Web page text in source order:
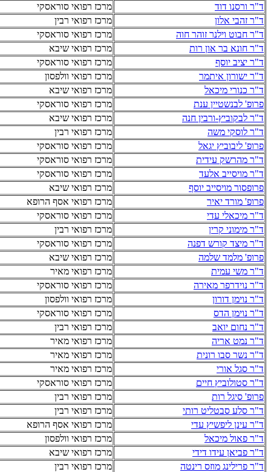
ד"ר ורסנו דוד
מרכז רפואי סוראסקי
ד"ר זהבי אלון
מרכז רפואי רבין
ד"ר חבוט וילנר זוהר חוה
מרכז רפואי סוראסקי
ד"ר חונא בר און רות
מרכז רפואי שיבא
ד"ר יציב יוסף
מרכז רפואי סוראסקי
ד"ר ישורון איתמר
מרכז רפואי וולפסון
ד"ר כנורי מיכאל
מרכז רפואי שיבא
פרופ' לבנשטיין ענת
מרכז רפואי סוראסקי
ד"ר לבקוביץ-ורבין חנה
מרכז רפואי שיבא
ד"ר לוסקי משה
מרכז רפואי רבין
פרופ' ליבוביץ יגאל
מרכז רפואי סוראסקי
ד"ר מהרשק עידית
מרכז רפואי סוראסקי
ד"ר מויסייב אלעד
מרכז רפואי סוראסקי
פרופסור מויסייב יוסף
מרכז רפואי שיבא
פרופ' מורד יאיר
מרכז רפואי אסף הרופא
ד"ר מיכאלי עדי
מרכז רפואי סוראסקי
ד"ר מימוני קרין
מרכז רפואי רבין
ד"ר מיצד קורש דפנה
מרכז רפואי סוראסקי
פרופ' מלמד שלמה
מרכז רפואי שיבא
ד"ר משי עמית
מרכז רפואי מאיר
ד"ר נוידרפר מאירה
מרכז רפואי סוראסקי
ד"ר נוימן דורון
מרכז רפואי וולפסון
ד"ר נוימן הדס
מרכז רפואי סוראסקי
ד"ר נחום יואב
מרכז רפואי רבין
ד"ר נמט אריה
מרכז רפואי מאיר
ד"ר נשר סבו רונית
מרכז רפואי מאיר
ד"ר סגל אורי
מרכז רפואי מאיר
ד"ר סטולוביץ חיים
מרכז רפואי סוראסקי
פרופ' סיגל רות
מרכז רפואי רבין
ד"ר סלע סבטליט רותי
מרכז רפואי רבין
ד"ר עינן ליפשיץ עדי
מרכז רפואי אסף הרופא
ד"ר פאול מיכאל
מרכז רפואי וולפסון
ד"ר פביאן עידו דידי
מרכז רפואי שיבא
ד"ר פרילינג מוזס רינטה
מרכז רפואי רבין